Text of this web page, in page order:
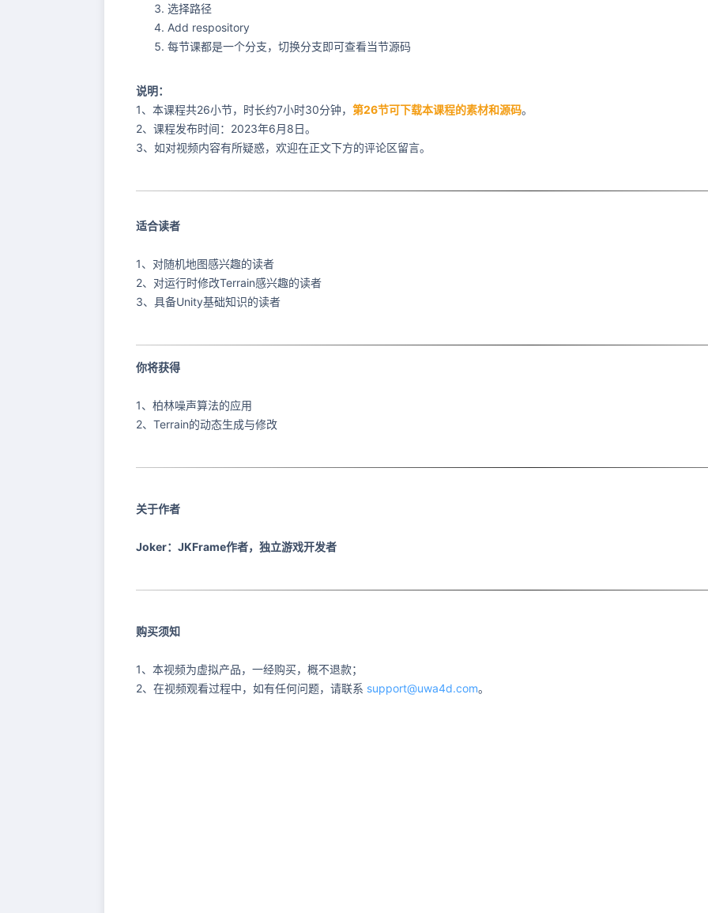
选择路径
Add respository
每节课都是一个分支，切换分支即可查看当节源码
说明：
1、本课程共26小节，时长约7小时30分钟， 第26节可下载本课程的素材和源码。
2、课程发布时间：2023年6月8日。
3、如对视频内容有所疑惑，欢迎在正文下方的评论区留言。
适合读者
1、对随机地图感兴趣的读者
2、对运行时修改Terrain感兴趣的读者
3、具备Unity基础知识的读者
你将获得
1、柏林噪声算法的应用
2、Terrain的动态生成与修改
关于作者
Joker：JKFrame作者，独立游戏开发者
购买须知
1、本视频为虚拟产品，一经购买，概不退款；
2、在视频观看过程中，如有任何问题，请联系 support@uwa4d.com。